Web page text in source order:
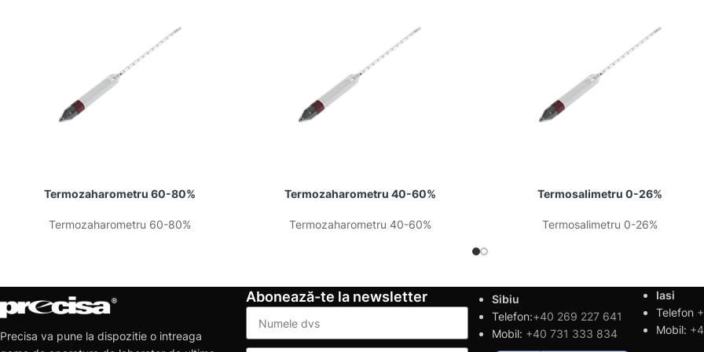
Termozaharometru 60-80%
Termozaharometru 60-80%
Termozaharometru 40-60%
Termozaharometru 40-60%
Termosalimetru 0-26%
Termosalimetru 0-26%
Precisa va pune la dispozitie o intreaga
Abonează-te la newsletter
Sibiu
Telefon:+40 269 227 641
Mobil: +40 731 333 834
Iasi
Telefon
Mobil: